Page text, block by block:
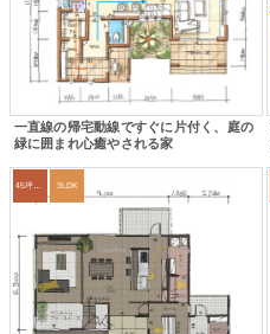
一直線の帰宅動線ですぐに片付く、庭の
緑に囲まれ心癒やされる家
45坪～49坪 3LDK